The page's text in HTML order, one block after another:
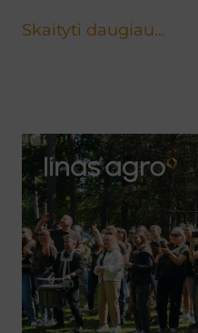
Skaityti daugiau…